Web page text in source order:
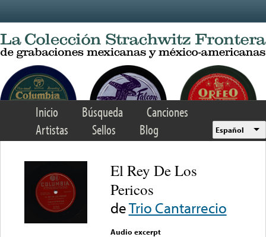
Inicio Búsqueda
Canciones
Artistas
Sellos Blog Español
El Rey De Los
Pericos
deTrio Cantarrecio
Audio excerpt